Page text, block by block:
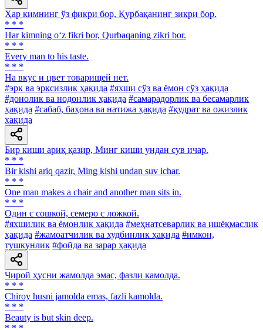
Ҳар кимнинг ўз фикри бор, Қурбақанинг зикри бор.
* * *
Har kimning o‘z fikri bor, Qurbaqaning zikri bor.
* * *
Every man to his taste.
* * *
На вкус и цвет товарищей нет.
#эрк ва эрксизлик ҳақида #яхши сўз ва ёмон сўз ҳақида
#донолик ва нодонлик ҳақида #самарадорлик ва бесамарлик
ҳақида #сабаб, баҳона ва натижа ҳақида #қудрат ва ожизлик
ҳақида
Бир киши ариқ қазир, Минг киши ундан сув ичар.
* * *
Bir kishi ariq qazir, Ming kishi undan suv ichar.
* * *
One man makes a chair and another man sits in.
* * *
Один с сошкой, семеро с ложкой.
#яхшилик ва ёмонлик ҳақида #меҳнатсеварлик ва ишёқмаслик
ҳақида #жамоатчилик ва худбинлик ҳақида #имкон,
тушкунлик #фойда ва зарар ҳақида
Чирой ҳусни жамолда эмас, фазли камолда.
* * *
Chiroy husni jamolda emas, fazli kamolda.
* * *
Beauty is but skin deep.